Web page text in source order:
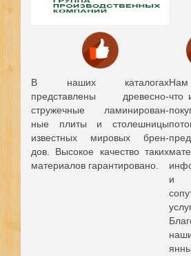
В наших каталогах
представлены древесно-
стружечные ламинирован-
ные плиты и столешницы
известных мировых брен-
дов. Высокое качество таких
материалов гарантировано.
Нам
что
и